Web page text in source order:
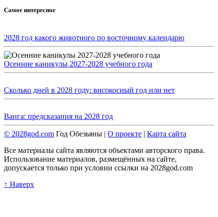
Самое интересное
2028 год какого животного по восточному календарю
Осенние каникулы 2027-2028 учебного года
Сколько дней в 2028 году: високосный год или нет
Ванга: предсказания на 2028 год
© 2028god.com Год Обезьяны | О проекте | Карта сайта
Все материалы сайта являются объектами авторского права.
Использование материалов, размещённых на сайте,
допускается только при условии ссылки на 2028god.com
↑ Наверх